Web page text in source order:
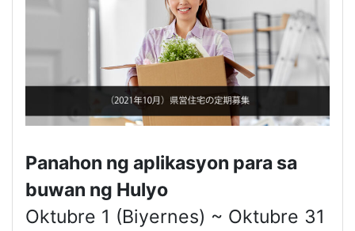
Panahon ng aplikasyon para sa
buwan ng Hulyo
Oktubre 1 (Biyernes) ~ Oktubre 31